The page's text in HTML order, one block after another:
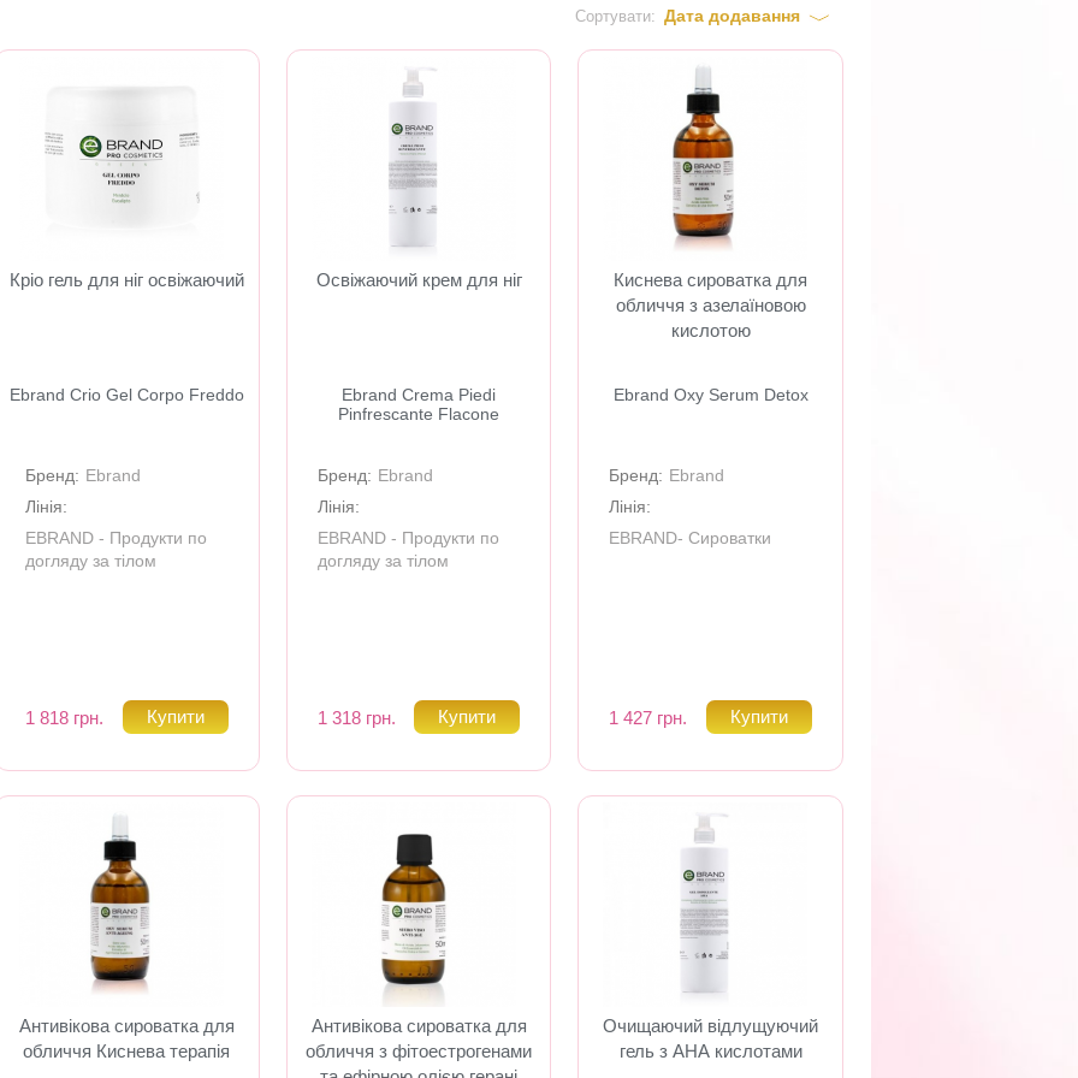
Сортувати: Дата додавання
Кріо гель для ніг освіжаючий
Ebrand Crio Gel Corpo Freddo
Бренд: Ebrand
Лінія:
EBRAND - Продукти по
догляду за тілом
1 818 грн.
Освіжаючий крем для ніг
Ebrand Crema Piedi
Pinfrescante Flacone
Бренд: Ebrand
Лінія:
EBRAND - Продукти по
догляду за тілом
1 318 грн.
Киснева сироватка для
обличчя з азелаїновою
кислотою
Ebrand Oxy Serum Detox
Бренд: Ebrand
Лінія:
EBRAND- Сироватки
1 427 грн.
Антивікова сироватка для
обличчя Киснева терапія
Антивікова сироватка для
обличчя з фітоестрогенами
Очищаючий відлущуючий
гель з АНА кислотами